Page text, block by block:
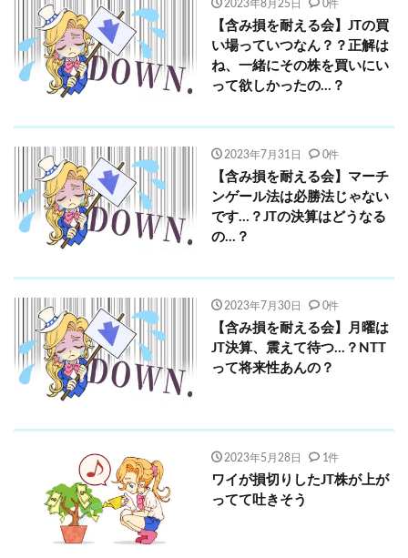
2023年8月25日 0件
【含み損を耐える会】JTの買
い場っていつなん？？正解は
ね、一緒にその株を買いにい
って欲しかったの…？
2023年7月31日 0件
【含み損を耐える会】マーチ
ンゲール法は必勝法じゃない
です…？JTの決算はどうなる
の…？
2023年7月30日 0件
【含み損を耐える会】月曜は
JT決算、震えて待つ…？NTT
って将来性あんの？
2023年5月28日 1件
ワイが損切りしたJT株が上が
ってて吐きそう